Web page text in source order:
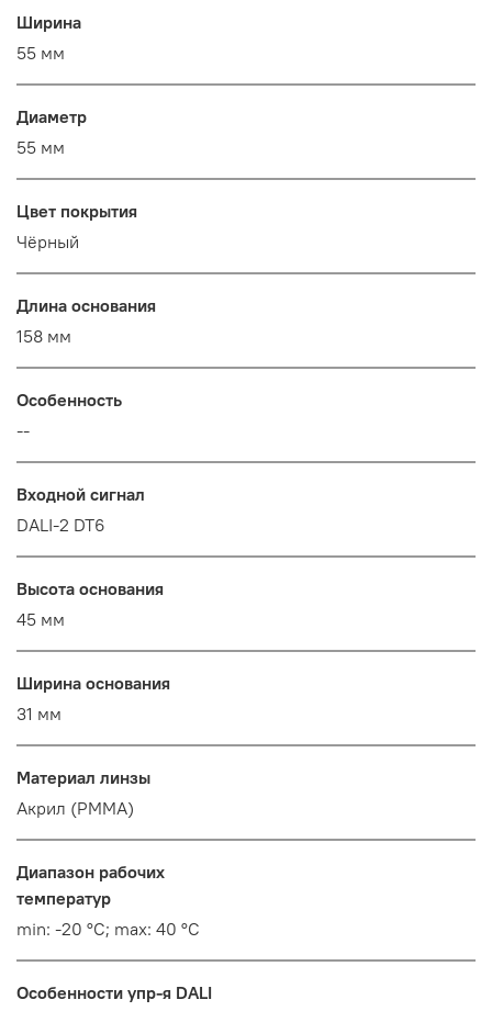
Ширина
55 мм
Диаметр
55 мм
Цвет покрытия
Чёрный
Длина основания
158 мм
Особенность
--
Входной сигнал
DALI-2 DT6
Высота основания
45 мм
Ширина основания
31 мм
Материал линзы
Акрил (PMMA)
Диапазон рабочих
температур
min: -20 °C; max: 40 °C
Особенности упр-я DALI